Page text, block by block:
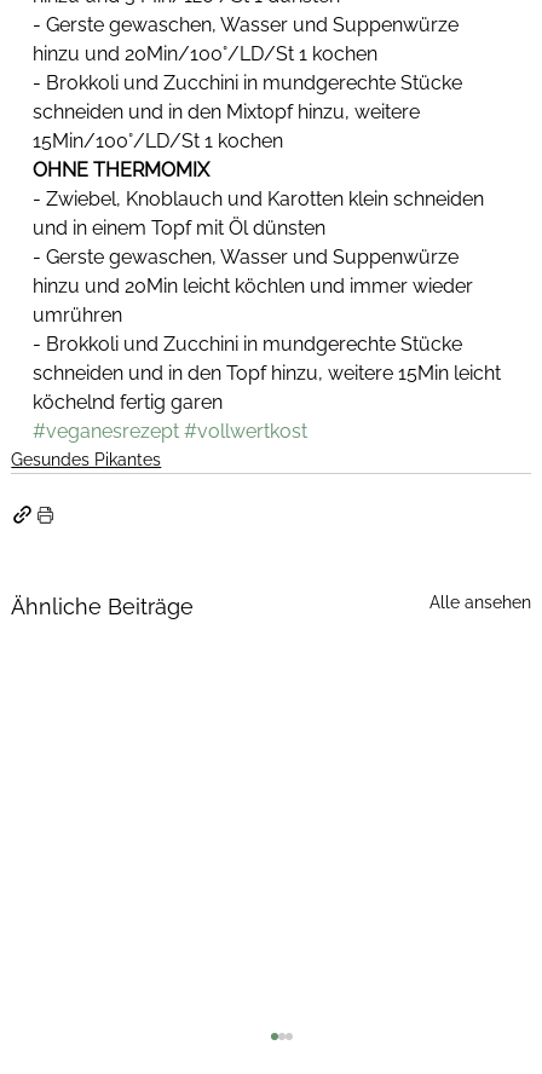
- Gerste gewaschen, Wasser und Suppenwürze
hinzu und 20Min/100°/LD/St 1 kochen
- Brokkoli und Zucchini in mundgerechte Stücke
schneiden und in den Mixtopf hinzu, weitere
15Min/100°/LD/St 1 kochen
OHNE THERMOMIX
- Zwiebel, Knoblauch und Karotten klein schneiden
und in einem Topf mit Öl dünsten
- Gerste gewaschen, Wasser und Suppenwürze
hinzu und 20Min leicht köchlen und immer wieder
umrühren
- Brokkoli und Zucchini in mundgerechte Stücke
schneiden und in den Topf hinzu, weitere 15Min leicht
köchelnd fertig garen
#veganesrezept #vollwertkost
Gesundes Pikantes
Ähnliche Beiträge Alle ansehen